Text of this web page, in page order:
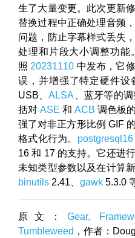
生了大量变更。此次更新
替换过程中正确处理音频
问题，防止字幕样式丢失
处理和片段大小调整功能
照 20231110 中发布，它
误，并增强了特定硬件设
USB、ALSA 、蓝牙等的调
括对ASE 和ACB 调色板
强了对非正方形比例 GIF
格式化行为。 postgresql16
16 和 17 的支持。它还进
未知类型参数以及在计算
binutils 2.41、 gawk 5.3.0
原文： Gear,
Tumbleweed ，作者：